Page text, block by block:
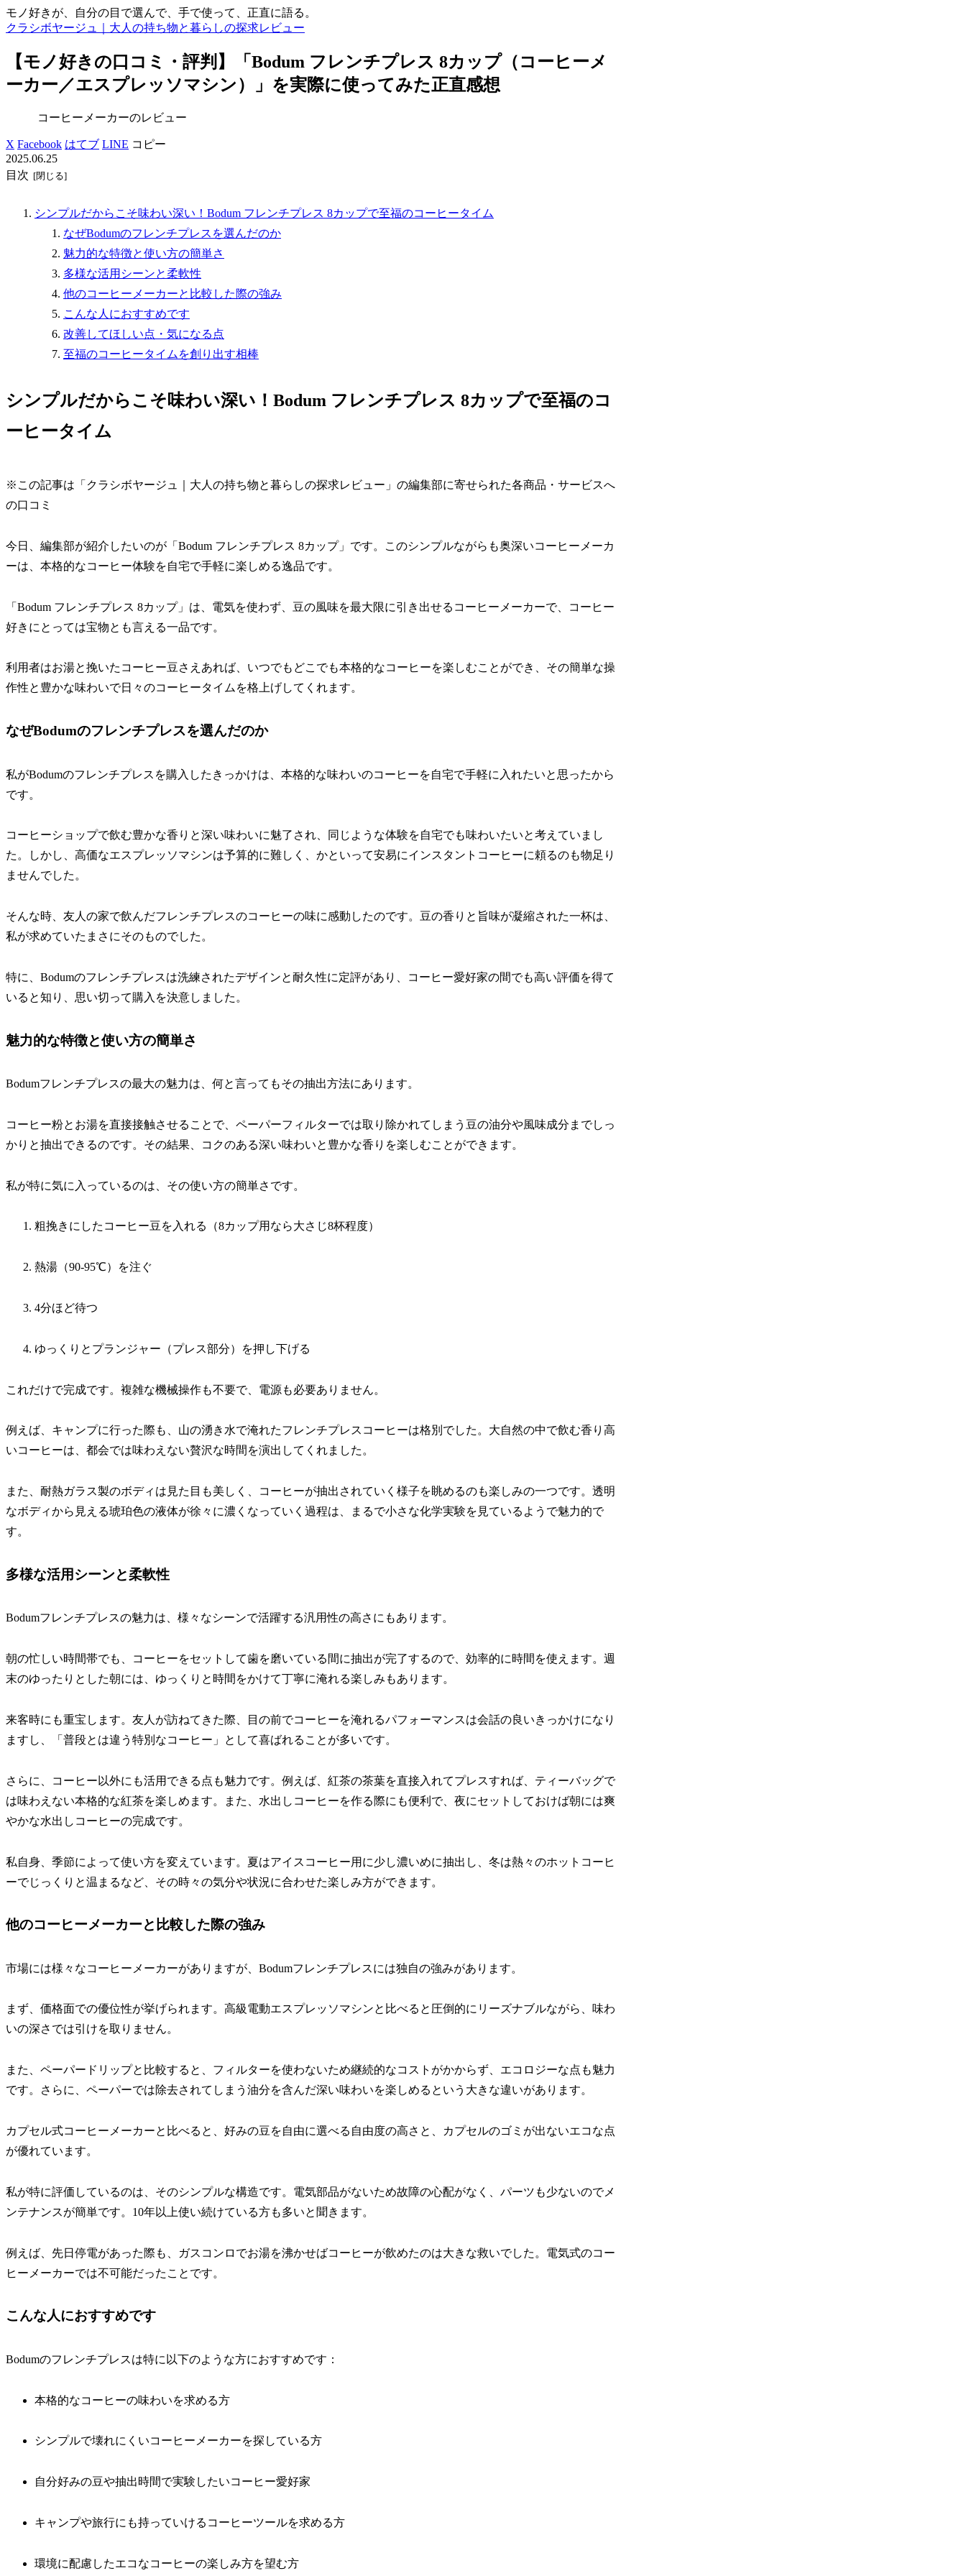
モノ好きが、自分の目で選んで、手で使って、正直に語る。
クラシボヤージュ｜大人の持ち物と暮らしの探求レビュー
【モノ好きの口コミ・評判】「Bodum フレンチプレス 8カップ（コーヒーメ
ーカー／エスプレッソマシン）」を実際に使ってみた正直感想
コーヒーメーカーのレビュー
X Facebook はてブ LINE コピー
2025.06.25
目次
シンプルだからこそ味わい深い！Bodum フレンチプレス 8カップで至福のコーヒータイム
なぜBodumのフレンチプレスを選んだのか
魅力的な特徴と使い方の簡単さ
多様な活用シーンと柔軟性
他のコーヒーメーカーと比較した際の強み
こんな人におすすめです
改善してほしい点・気になる点
至福のコーヒータイムを創り出す相棒
シンプルだからこそ味わい深い！Bodum フレンチプレス 8カップで至福のコ
ーヒータイム
※この記事は「クラシボヤージュ｜大人の持ち物と暮らしの探求レビュー」の編集部に寄せられた各商品・サービスへ
の口コミ
今日、編集部が紹介したいのが「Bodum フレンチプレス 8カップ」です。このシンプルながらも奥深いコーヒーメーカ
ーは、本格的なコーヒー体験を自宅で手軽に楽しめる逸品です。
「Bodum フレンチプレス 8カップ」は、電気を使わず、豆の風味を最大限に引き出せるコーヒーメーカーで、コーヒー
好きにとっては宝物とも言える一品です。
利用者はお湯と挽いたコーヒー豆さえあれば、いつでもどこでも本格的なコーヒーを楽しむことができ、その簡単な操
作性と豊かな味わいで日々のコーヒータイムを格上げしてくれます。
なぜBodumのフレンチプレスを選んだのか
私がBodumのフレンチプレスを購入したきっかけは、本格的な味わいのコーヒーを自宅で手軽に入れたいと思ったから
です。
コーヒーショップで飲む豊かな香りと深い味わいに魅了され、同じような体験を自宅でも味わいたいと考えていまし
た。しかし、高価なエスプレッソマシンは予算的に難しく、かといって安易にインスタントコーヒーに頼るのも物足り
ませんでした。
そんな時、友人の家で飲んだフレンチプレスのコーヒーの味に感動したのです。豆の香りと旨味が凝縮された一杯は、
私が求めていたまさにそのものでした。
特に、Bodumのフレンチプレスは洗練されたデザインと耐久性に定評があり、コーヒー愛好家の間でも高い評価を得て
いると知り、思い切って購入を決意しました。
魅力的な特徴と使い方の簡単さ
Bodumフレンチプレスの最大の魅力は、何と言ってもその抽出方法にあります。
コーヒー粉とお湯を直接接触させることで、ペーパーフィルターでは取り除かれてしまう豆の油分や風味成分までしっ
かりと抽出できるのです。その結果、コクのある深い味わいと豊かな香りを楽しむことができます。
私が特に気に入っているのは、その使い方の簡単さです。
粗挽きにしたコーヒー豆を入れる（8カップ用なら大さじ8杯程度）
熱湯（90-95℃）を注ぐ
4分ほど待つ
ゆっくりとプランジャー（プレス部分）を押し下げる
これだけで完成です。複雑な機械操作も不要で、電源も必要ありません。
例えば、キャンプに行った際も、山の湧き水で淹れたフレンチプレスコーヒーは格別でした。大自然の中で飲む香り高
いコーヒーは、都会では味わえない贅沢な時間を演出してくれました。
また、耐熱ガラス製のボディは見た目も美しく、コーヒーが抽出されていく様子を眺めるのも楽しみの一つです。透明
なボディから見える琥珀色の液体が徐々に濃くなっていく過程は、まるで小さな化学実験を見ているようで魅力的で
す。
多様な活用シーンと柔軟性
Bodumフレンチプレスの魅力は、様々なシーンで活躍する汎用性の高さにもあります。
朝の忙しい時間帯でも、コーヒーをセットして歯を磨いている間に抽出が完了するので、効率的に時間を使えます。週
末のゆったりとした朝には、ゆっくりと時間をかけて丁寧に淹れる楽しみもあります。
来客時にも重宝します。友人が訪ねてきた際、目の前でコーヒーを淹れるパフォーマンスは会話の良いきっかけになり
ますし、「普段とは違う特別なコーヒー」として喜ばれることが多いです。
さらに、コーヒー以外にも活用できる点も魅力です。例えば、紅茶の茶葉を直接入れてプレスすれば、ティーバッグで
は味わえない本格的な紅茶を楽しめます。また、水出しコーヒーを作る際にも便利で、夜にセットしておけば朝には爽
やかな水出しコーヒーの完成です。
私自身、季節によって使い方を変えています。夏はアイスコーヒー用に少し濃いめに抽出し、冬は熱々のホットコーヒ
ーでじっくりと温まるなど、その時々の気分や状況に合わせた楽しみ方ができます。
他のコーヒーメーカーと比較した際の強み
市場には様々なコーヒーメーカーがありますが、Bodumフレンチプレスには独自の強みがあります。
まず、価格面での優位性が挙げられます。高級電動エスプレッソマシンと比べると圧倒的にリーズナブルながら、味わ
いの深さでは引けを取りません。
また、ペーパードリップと比較すると、フィルターを使わないため継続的なコストがかからず、エコロジーな点も魅力
です。さらに、ペーパーでは除去されてしまう油分を含んだ深い味わいを楽しめるという大きな違いがあります。
カプセル式コーヒーメーカーと比べると、好みの豆を自由に選べる自由度の高さと、カプセルのゴミが出ないエコな点
が優れています。
私が特に評価しているのは、そのシンプルな構造です。電気部品がないため故障の心配がなく、パーツも少ないのでメ
ンテナンスが簡単です。10年以上使い続けている方も多いと聞きます。
例えば、先日停電があった際も、ガスコンロでお湯を沸かせばコーヒーが飲めたのは大きな救いでした。電気式のコー
ヒーメーカーでは不可能だったことです。
こんな人におすすめです
Bodumのフレンチプレスは特に以下のような方におすすめです：
本格的なコーヒーの味わいを求める方
シンプルで壊れにくいコーヒーメーカーを探している方
自分好みの豆や抽出時間で実験したいコーヒー愛好家
キャンプや旅行にも持っていけるコーヒーツールを求める方
環境に配慮したエコなコーヒーの楽しみ方を望む方